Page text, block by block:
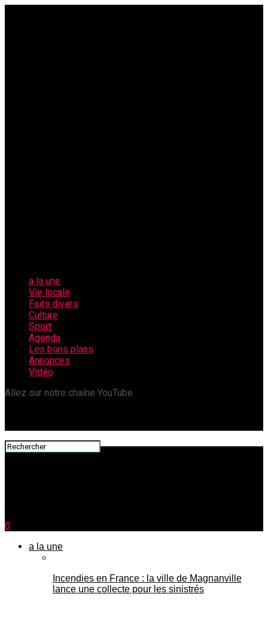
a la une
Vie locale
Faits divers
Culture
Sport
Agenda
Les bons plans
Annonces
Vidéo
Allez sur notre chaîne YouTube
0
a la une
Incendies en France : la ville de Magnanville
lance une collecte pour les sinistrés